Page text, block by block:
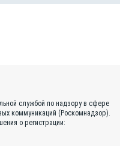
службой по надзору в сфере
коммуникаций (Роскомнадзор).
о регистрации: